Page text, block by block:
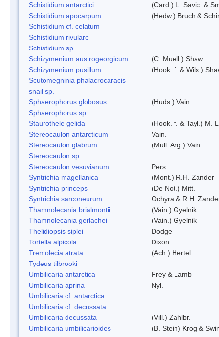
Schistidium antarctici
(Card.) L. Savic. &
Schistidium apocarpum
(Hedw.) Bruch &
Schistidium cf. celatum
Schistidium rivulare
Schistidium sp.
Schizymenium austrogeorgicum
(C. Muell.) Shaw
Schizymenium pusillum
(Hook. f. & Wils.)
Scutomegninia phalacrocaracis
snail sp.
Sphaerophorus globosus
(Huds.) Vain.
Sphaerophorus sp.
Staurothele gelida
(Hook. f. & Tayl.) M.
Stereocaulon antarcticum
Vain.
Stereocaulon glabrum
(Mull. Arg.) Vain.
Stereocaulon sp.
Stereocaulon vesuvianum
Pers.
Syntrichia magellanica
(Mont.) R.H. Zander
Syntrichia princeps
(De Not.) Mitt.
Syntrichia sarconeurum
Ochyra & R.H.
Thamnolecania brialmontii
(Vain.) Gyelnik
Thamnolecania gerlachei
(Vain.) Gyelnik
Thelidiopsis siplei
Dodge
Tortella alpicola
Dixon
Tremolecia atrata
(Ach.) Hertel
Tydeus tilbrooki
Umbilicaria antarctica
Frey & Lamb
Umbilicaria aprina
Nyl.
Umbilicaria cf. antarctica
Umbilicaria cf. decussata
Umbilicaria decussata
(Vill.) Zahlbr.
Umbilicaria umbilicarioides
(B. Stein) Krog &